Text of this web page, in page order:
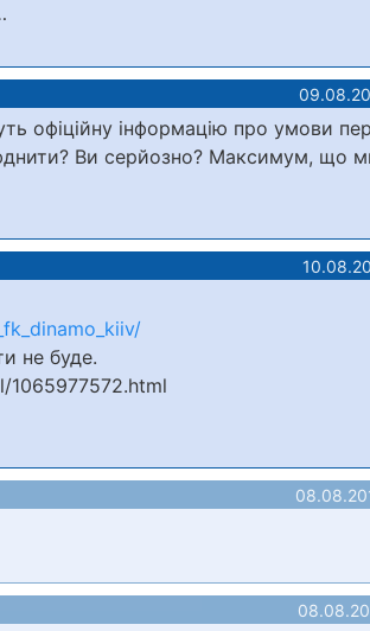
офіційну інформацію про умови
Ви серйозно? Максимум, що
не буде.